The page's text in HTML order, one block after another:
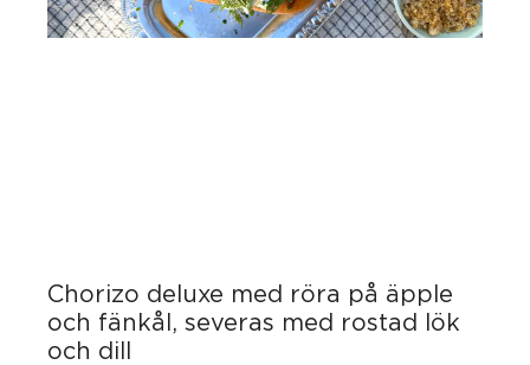
Chorizo deluxe med röra på äpple
och fänkål, severas med rostad lök
och dill